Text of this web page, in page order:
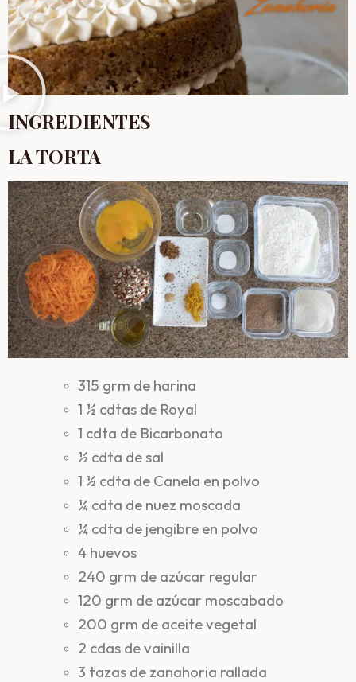
INGREDIENTES
LA TORTA
315 grm de harina
1 ½ cdtas de Royal
1 cdta de Bicarbonato
½ cdta de sal
1 ½ cdta de Canela en polvo
¼ cdta de nuez moscada
¼ cdta de jengibre en polvo
4 huevos
240 grm de azúcar regular
120 grm de azúcar moscabado
200 grm de aceite vegetal
2 cdas de vainilla
3 tazas de zanahoria rallada